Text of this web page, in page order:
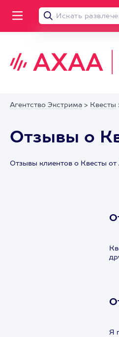
Агентство Экстрима > Квесты
Отзывы о
Отзывы клиентов о Квесты
Я